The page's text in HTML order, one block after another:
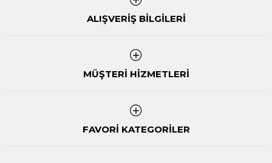
ALIŞVERİŞ BİLGİLERİ
MÜŞTERİ HİZMETLERİ
FAVORİ KATEGORİLER